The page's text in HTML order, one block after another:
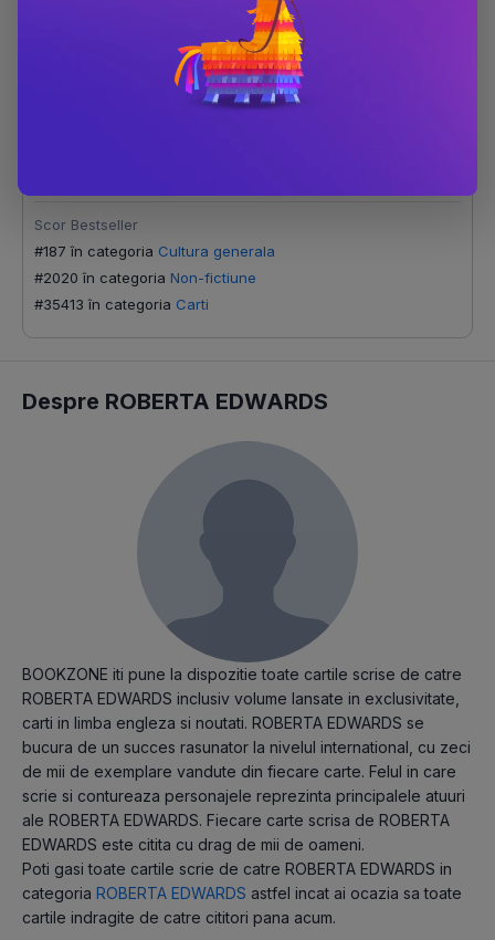
Cine a fost Tutankhamon?
Trei
Scor Bestseller
#187 în categoria Cultura generala
#2020 în categoria Non-fictiune
#35413 în categoria Carti
Despre ROBERTA EDWARDS
BOOKZONE iti pune la dispozitie toate cartile scrise de catre
ROBERTA EDWARDS inclusiv volume lansate in exclusivitate,
carti in limba engleza si noutati. ROBERTA EDWARDS se
bucura de un succes rasunator la nivelul international, cu zeci
de mii de exemplare vandute din fiecare carte. Felul in care
scrie si contureaza personajele reprezinta principalele atuuri
ale ROBERTA EDWARDS. Fiecare carte scrisa de ROBERTA
EDWARDS este citita cu drag de mii de oameni.
Poti gasi toate cartile scrie de catre ROBERTA EDWARDS in
categoria ROBERTA EDWARDS astfel incat ai ocazia sa toate
cartile indragite de catre cititori pana acum.